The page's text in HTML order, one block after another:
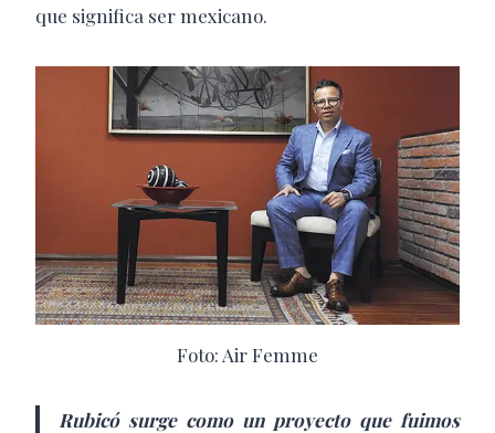
que significa ser mexicano.
Foto: Air Femme
Rubicó surge como un proyecto que fuimos